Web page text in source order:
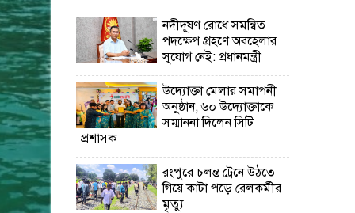
নদীদূষণ রোধে সমন্বিত
পদক্ষেপ গ্রহণে অবহেলার
সুযোগ নেই: প্রধানমন্ত্রী
উদ্যোক্তা মেলার সমাপনী
অনুষ্ঠান, ৬০ উদ্যোক্তাকে
সম্মাননা দিলেন সিটি
প্রশাসক
রংপুরে চলন্ত ট্রেনে উঠতে
গিয়ে কাটা পড়ে রেলকর্মীর
মৃত্যু